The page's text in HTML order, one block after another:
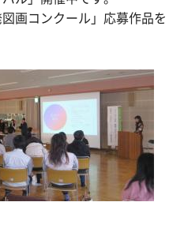
画コンクール」応募作品を